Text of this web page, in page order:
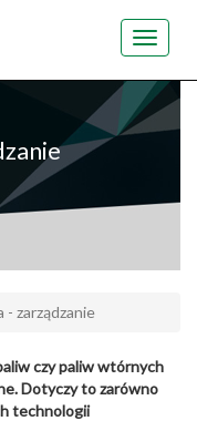
Toggle
- zarządzanie
czy paliw wtórnych
Dotyczy to zarówno
technologii